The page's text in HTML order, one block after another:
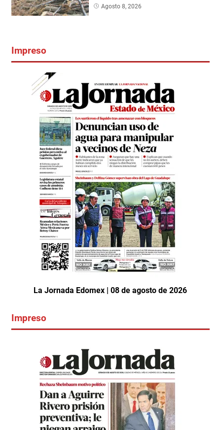
Agosto 8, 2026
Impreso
La Jornada Edomex | 08 de agosto de 2026
Impreso